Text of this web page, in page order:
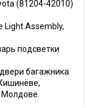
(81204-42010)
Light Assembly,
подсветки
багажника
Молдове.